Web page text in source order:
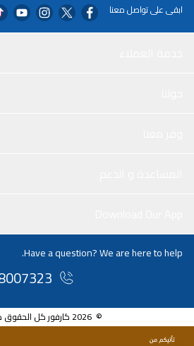
ابقى على تواصل معنا
Have a question? We are here to help.
© 2026 كارفور كل الحقوق محفوظة